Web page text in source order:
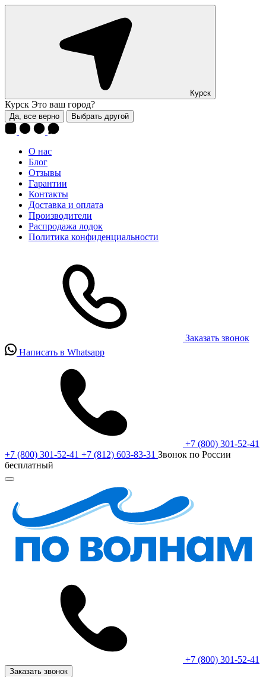
Курск
Курск Это ваш город?
Да, все верно Выбрать другой
О нас
Блог
Отзывы
Гарантии
Контакты
Доставка и оплата
Производители
Распродажа лодок
Политика конфиденциальности
Заказать звонок
Написать в Whatsapp
+7 (800) 301-52-41
+7 (800) 301-52-41 +7 (812) 603-83-31 Звонок по России
бесплатный
+7 (800) 301-52-41
Заказать звонок